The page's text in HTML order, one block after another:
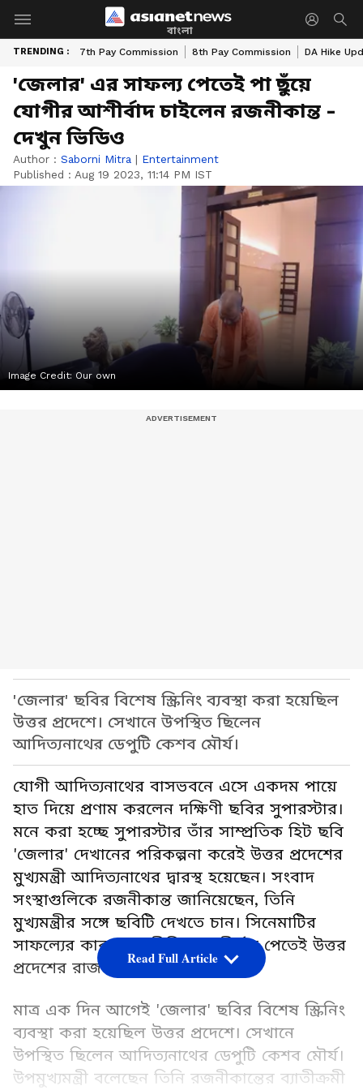
বাংলা
TRENDING : 7th Pay Commission 8th Pay Commission DA Hike
'জেলার' এর সাফল্য পেতেই পা ছুঁয়ে
যোগীর আশীর্বাদ চাইলেন রজনীকান্ত -
দেখুন ভিডিও
Author : Saborni Mitra | Entertainment
Published : Aug 19 2023, 11:14 PM IST
Image Credit: Our own
'জেলার' ছবির বিশেষ স্ক্রিনিং ব্যবস্থা করা হয়েছিল
উত্তর প্রদেশে। সেখানে উপস্থিত ছিলেন
আদিত্যনাথের ডেপুটি কেশব মৌর্য।
যোগী আদিত্যনাথের বাসভবনে এসে একদম পায়ে
হাত দিয়ে প্রণাম করলেন দক্ষিণী ছবির সুপারস্টার।
মনে করা হচ্ছে সুপারস্টার তাঁর সাম্প্রতিক হিট ছবি
'জেলার' দেখানের পরিকল্পনা করেই উত্তর প্রদেশের
মুখ্যমন্ত্রী আদিত্যনাথের দ্বারস্থ হয়েছেন। সংবাদ
সংস্থাগুলিকে রজনীকান্ত জানিয়েছেন, তিনি
মুখ্যমন্ত্রীর সঙ্গে ছবিটি দেখতে চান। সিনেমাটির
সাফল্যের কারণে যোগীজির আশীর্বাদ পেতেই উত্তর
প্রদেশের রাজধানীতে এসেছেন।
মাত্র এক দিন আগেই 'জেলার' ছবির বিশেষ স্ক্রিনিং
ব্যবস্থা করা হয়েছিল উত্তর প্রদেশে। সেখানে
উপস্থিত ছিলেন আদিত্যনাথের ডেপুটি কেশব মৌর্য।
উপমুখ্যমন্ত্রী বলেছেন তিনি রজনীকান্তের ব্যাতীক্রমী
Read Full Article